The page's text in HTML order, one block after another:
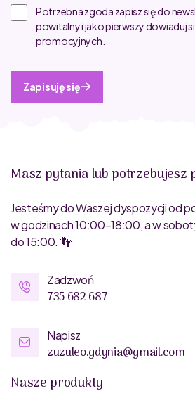
Potrzebna zgoda zapisz się do
powitalny i jako pierwszy dowiaduj
promocyjnych.
Zapisuję się
Masz pytania lub potrzebujesz
Jesteśmy do Waszej dyspozycji od
w godzinach 10:00–18:00, a w
do 15:00. 👣
Zadzwoń
735 682 687
Napisz
zuzuleo.gdynia@gmail.com
Nasze produkty